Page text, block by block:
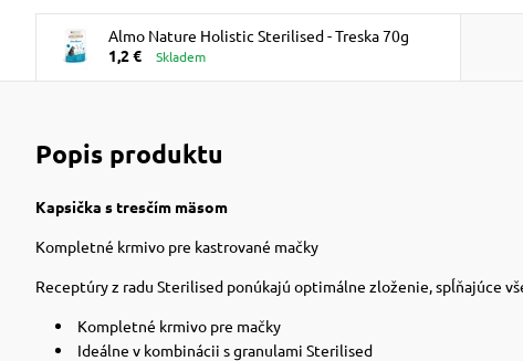
Almo Nature Holistic Sterilised - Treska 70g
1,2 €
Skladem
Popis produktu
Kapsička s tresčím mäsom
Kompletné krmivo pre kastrované mačky
Receptúry z radu Sterilised ponúkajú optimálne zloženie, spĺňajúce
Kompletné krmivo pre mačky
Ideálne v kombinácii s granulami Sterilised